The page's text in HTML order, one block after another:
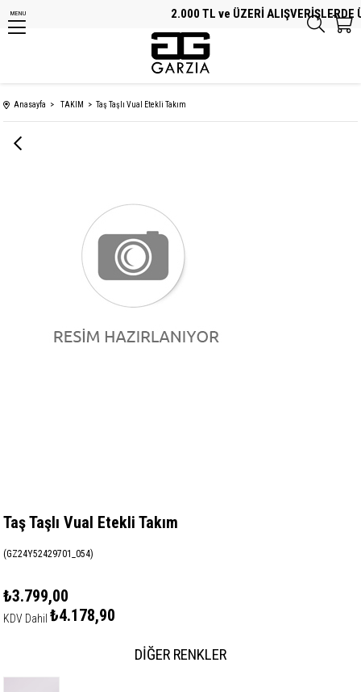
2.000 TL ve ÜZERİ ALIŞVERİŞLERDE
MENU
Anasayfa TAKIM Taş Taşlı Vual Etekli Takım
Taş Taşlı Vual Etekli Takım
(GZ24Y52429701_054)
₺3.799,00
KDV Dahil ₺4.178,90
DIĞER RENKLER